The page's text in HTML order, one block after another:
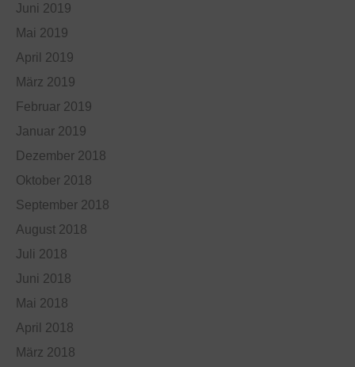
Juni 2019
Mai 2019
April 2019
März 2019
Februar 2019
Januar 2019
Dezember 2018
Oktober 2018
September 2018
August 2018
Juli 2018
Juni 2018
Mai 2018
April 2018
März 2018